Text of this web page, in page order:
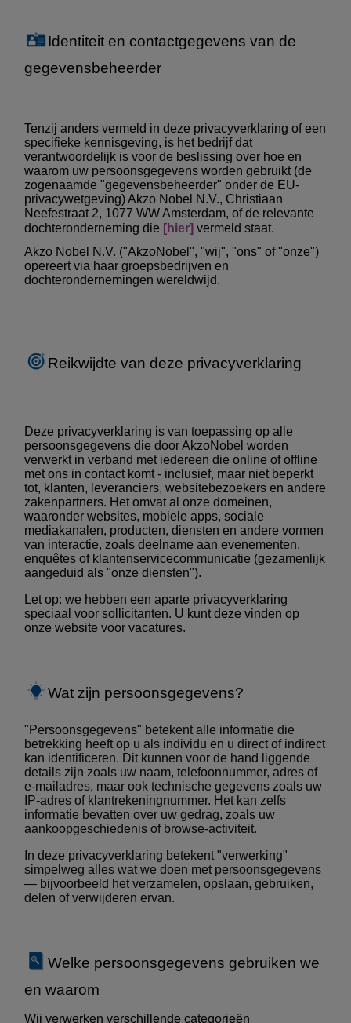
Identiteit en contactgegevens van de
gegevensbeheerder
Tenzij anders vermeld in deze privacyverklaring of een
specifieke kennisgeving, is het bedrijf dat
verantwoordelijk is voor de beslissing over hoe en
waarom uw persoonsgegevens worden gebruikt (de
zogenaamde "gegevensbeheerder" onder de EU-
privacywetgeving) Akzo Nobel N.V., Christiaan
Neefestraat 2, 1077 WW Amsterdam, of de relevante
dochteronderneming die [hier] vermeld staat.
Akzo Nobel N.V. ("AkzoNobel", "wij", "ons" of "onze")
opereert via haar groepsbedrijven en
dochterondernemingen wereldwijd.
Reikwijdte van deze privacyverklaring
Deze privacyverklaring is van toepassing op alle
persoonsgegevens die door AkzoNobel worden
verwerkt in verband met iedereen die online of offline
met ons in contact komt - inclusief, maar niet beperkt
tot, klanten, leveranciers, websitebezoekers en andere
zakenpartners. Het omvat al onze domeinen,
waaronder websites, mobiele apps, sociale
mediakanalen, producten, diensten en andere vormen
van interactie, zoals deelname aan evenementen,
enquêtes of klantenservicecommunicatie (gezamenlijk
aangeduid als "onze diensten").
Let op: we hebben een aparte privacyverklaring
speciaal voor sollicitanten. U kunt deze vinden op
onze website voor vacatures.
Wat zijn persoonsgegevens?
"Persoonsgegevens" betekent alle informatie die
betrekking heeft op u als individu en u direct of indirect
kan identificeren. Dit kunnen voor de hand liggende
details zijn zoals uw naam, telefoonnummer, adres of
e-mailadres, maar ook technische gegevens zoals uw
IP-adres of klantrekeningnummer. Het kan zelfs
informatie bevatten over uw gedrag, zoals uw
aankoopgeschiedenis of browse-activiteit.
In deze privacyverklaring betekent "verwerking"
simpelweg alles wat we doen met persoonsgegevens
— bijvoorbeeld het verzamelen, opslaan, gebruiken,
delen of verwijderen ervan.
Welke persoonsgegevens gebruiken we
en waarom
Wij verwerken verschillende categorieën